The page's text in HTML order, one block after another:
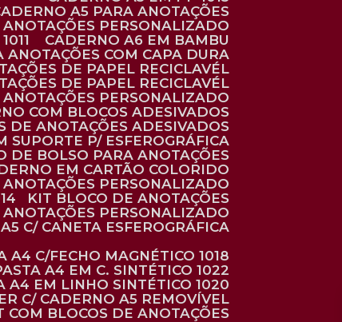
CADERNO A5 PARA ANOTAÇÕES
ANOTAÇÕES PERSONALIZADO
CADERNO A6 EM BAMBU
ANOTAÇÕES COM CAPA DURA
DE PAPEL RECICLAVÉL
DE PAPEL RECICLAVÉL
ANOTAÇÕES PERSONALIZADO
COM BLOCOS ADESIVADOS
DE ANOTAÇÕES ADESIVADOS
SUPORTE P/ ESFEROGRÁFICA
DE BOLSO PARA ANOTAÇÕES
EM CARTÃO COLORIDO
ANOTAÇÕES PERSONALIZADO
KIT BLOCO DE ANOTAÇÕES
ANOTAÇÕES PERSONALIZADO
C/ CANETA ESFEROGRÁFICA
A4 C/FECHO MAGNÉTICO 1018
PASTA A4 EM C. SINTÉTICO 1022
A4 EM LINHO SINTÉTICO 1020
C/ CADERNO A5 REMOVÍVEL
COM BLOCOS DE ANOTAÇÕES